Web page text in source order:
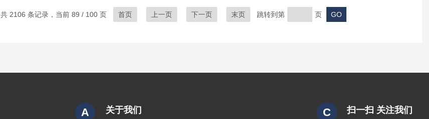
共 2106 条记录，当前 89 / 100 页 首页 上一页 下一页 末页 跳转到第 页
A 关于我们 C 扫一扫 关注我们